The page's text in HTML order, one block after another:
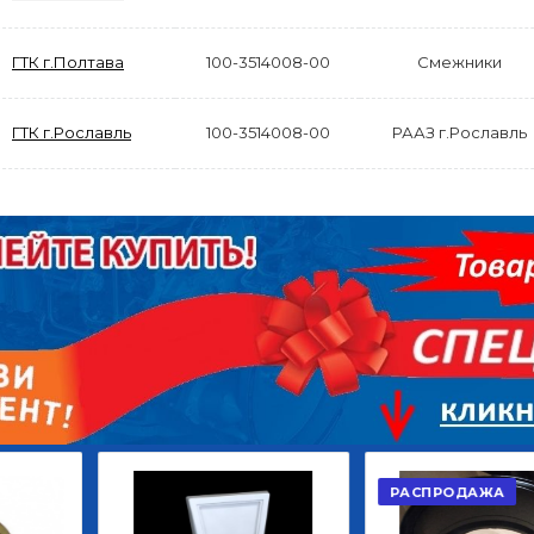
ДИСК СЦЕПЛЕНИЯ
ВЕДОМЫЙ КЛАССИК
2 422,40
В КОРЗИНУ
КРУГ ПОВОРОТНЫЙ
10*12ОТВ., Д.102*86
Г.КАЗАНЬ
29 668,20 Р
В КОРЗИНУ
ГТК г.Полтава 100-3514008-00 Смежники
ГТК г.Рославль 100-3514008-00 РААЗ г.Рославль
РАСПРОДАЖА АКЦИЯ